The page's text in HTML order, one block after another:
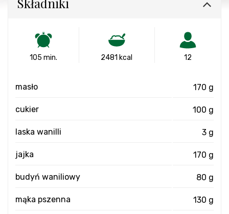
105 min. 2481 kcal 12
masło 170 g
cukier 100 g
laska wanilli 3 g
jajka 170 g
budyń waniliowy 80 g
mąka pszenna 130 g